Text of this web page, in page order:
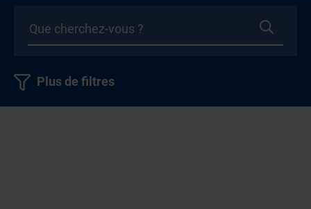
Plus de filtres